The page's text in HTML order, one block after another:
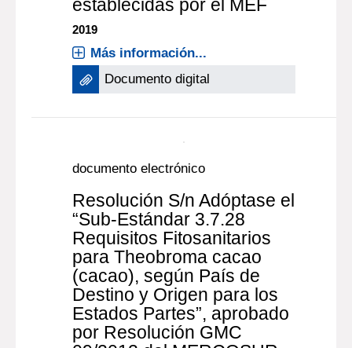
establecidas por el MEF
2019
Más información...
Documento digital
documento electrónico
Resolución S/n Adóptase el
“Sub-Estándar 3.7.28
Requisitos Fitosanitarios
para Theobroma cacao
(cacao), según País de
Destino y Origen para los
Estados Partes”, aprobado
por Resolución GMC